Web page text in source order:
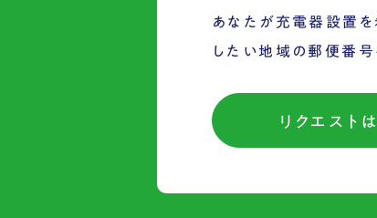
あなたが充電器設置
したい地域の郵便番号
リクエスト